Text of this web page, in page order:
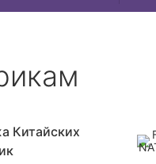
Китайских